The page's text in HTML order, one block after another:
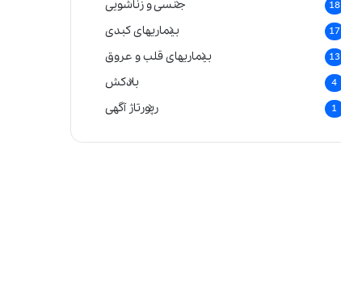
جنسی و زناشویی 18
بیماریهای کبدی 17
بیماریهای قلب و عروق 13
بادکش 4
رپورتاژ آگهی 1